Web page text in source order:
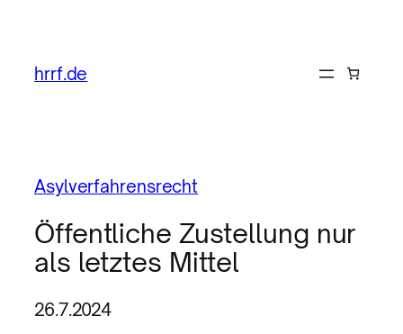
hrrf.de
Asylverfahrensrecht
Öffentliche Zustellung nur
als letztes Mittel
26.7.2024